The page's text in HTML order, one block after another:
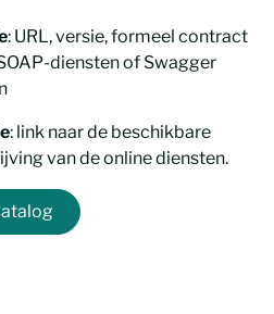
: URL, versie, formeel contract
diensten of Swagger
: link naar de beschikbare
van de online diensten.